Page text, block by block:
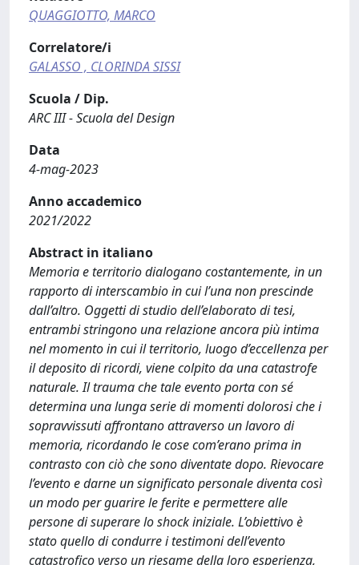
QUAGGIOTTO, MARCO
Correlatore/i
GALASSO , CLORINDA SISSI
Scuola / Dip.
ARC III - Scuola del Design
Data
4-mag-2023
Anno accademico
2021/2022
Abstract in italiano
Memoria e territorio dialogano costantemente, in un
rapporto di interscambio in cui l’una non prescinde
dall’altro. Oggetti di studio dell’elaborato di tesi,
entrambi stringono una relazione ancora più intima
nel momento in cui il territorio, luogo d’eccellenza per
il deposito di ricordi, viene colpito da una catastrofe
naturale. Il trauma che tale evento porta con sé
determina una lunga serie di momenti dolorosi che i
sopravvissuti affrontano attraverso un lavoro di
memoria, ricordando le cose com’erano prima in
contrasto con ciò che sono diventate dopo. Rievocare
l’evento e darne un significato personale diventa così
un modo per guarire le ferite e permettere alle
persone di superare lo shock iniziale. L’obiettivo è
stato quello di condurre i testimoni dell’evento
catastrofico verso un riesame della loro esperienza,